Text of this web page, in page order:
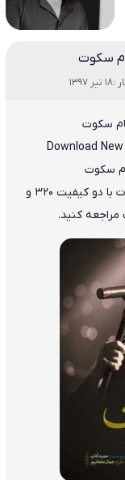
سکوت
سکوت
Download
سکوت
با دو کیفیت ۳۲۰ و